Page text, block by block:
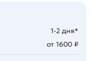
1-2 дня*
от 1600 ₽